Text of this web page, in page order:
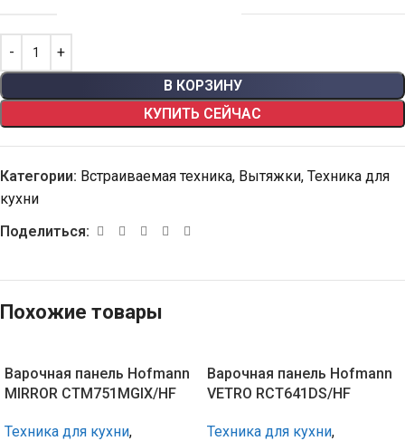
В КОРЗИНУ
КУПИТЬ СЕЙЧАС
Категории: Встраиваемая техника, Вытяжки, Техника для
кухни
Поделиться:
Похожие товары
Варочная панель Hofmann
MIRROR CTM751MGIX/HF
Техника для кухни,
Варочная панель Hofmann
VETRO RCT641DS/HF
Техника для кухни,